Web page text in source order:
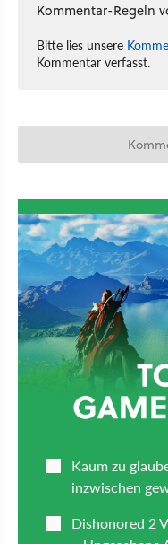
Kommentar-Regeln
Bitte lies unsere
Kommentar verfasst.